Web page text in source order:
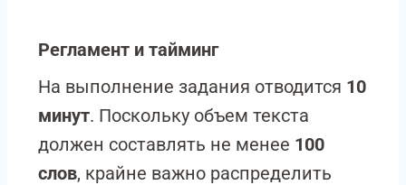
Регламент и тайминг
На выполнение задания отводится 10
минут. Поскольку объем текста
должен составлять не менее 100
слов, крайне важно распределить